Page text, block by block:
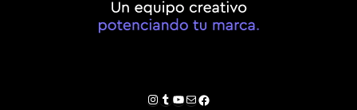
Instagram
Tumblr
YouTube
Correo electrónico
Facebook